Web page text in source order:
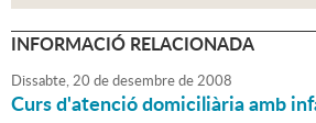
INFORMACIÓ RELACIONADA
Dissabte,20 dedesembrede2008
Curs d'atenció domiciliària amb